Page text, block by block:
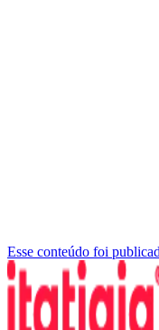
Esse conteúdo foi